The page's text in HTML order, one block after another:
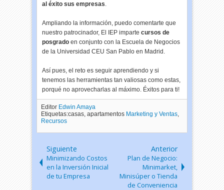
al éxito sus empresas.
Ampliando la información, puedo comentarte que
nuestro patrocinador, El IEP impartecursos de
posgrado en conjunto con la Escuela de Negocios
de la Universidad CEU San Pablo en Madrid.
Así pues, el reto es seguir aprendiendo y si
tenemos las herramientas tan valiosas como estas,
porqué no aprovecharlas al máximo. Éxitos para ti!
Editor Edwin Amaya
Etiquetas:casas, apartamentos Marketing y Ventas,
Recursos
Siguiente
Minimizando Costos
en la Inversión Inicial
de tu Empresa
Anterior
Plan de Negocio:
Minimarket,
Minisúper o Tienda
de Conveniencia